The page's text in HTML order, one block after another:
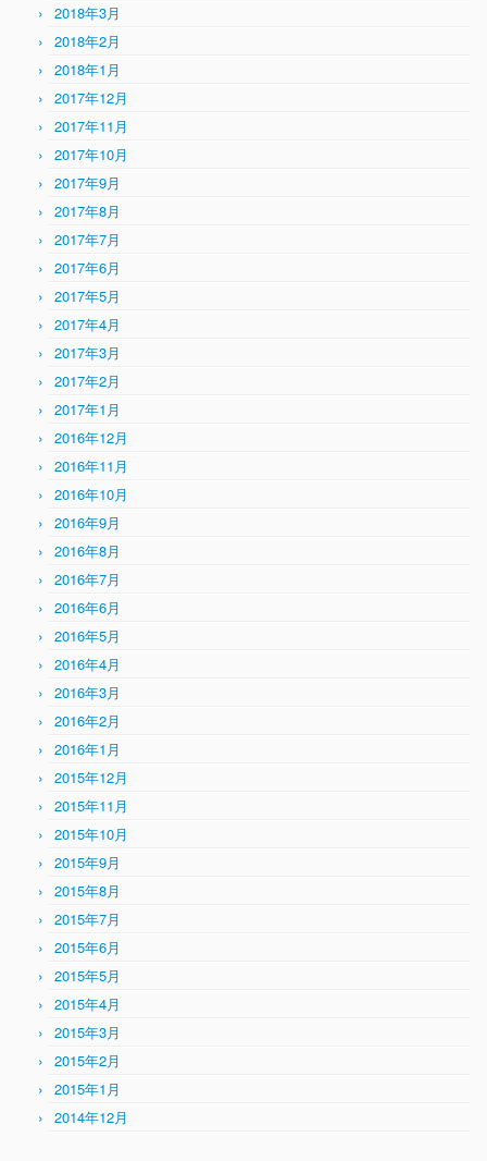
2018年3月
2018年2月
2018年1月
2017年12月
2017年11月
2017年10月
2017年9月
2017年8月
2017年7月
2017年6月
2017年5月
2017年4月
2017年3月
2017年2月
2017年1月
2016年12月
2016年11月
2016年10月
2016年9月
2016年8月
2016年7月
2016年6月
2016年5月
2016年4月
2016年3月
2016年2月
2016年1月
2015年12月
2015年11月
2015年10月
2015年9月
2015年8月
2015年7月
2015年6月
2015年5月
2015年4月
2015年3月
2015年2月
2015年1月
2014年12月